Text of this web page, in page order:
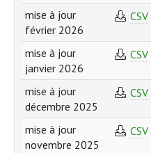
mise à jour
février 2026
CSV
mise à jour
janvier 2026
CSV
mise à jour
décembre 2025
CSV
mise à jour
novembre 2025
CSV